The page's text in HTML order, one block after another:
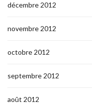
décembre 2012
novembre 2012
octobre 2012
septembre 2012
août 2012